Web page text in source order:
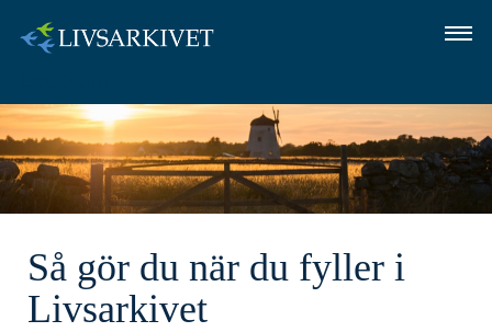
OM LIVSARKIVET
SÅ GÖR DU
FRÅGOR OCH SVAR
LOGGA IN
Så gör du när du fyller i
Livsarkivet